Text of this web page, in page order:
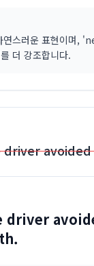
연스러운 표현이며,
더 강조합니다.
driver
driver